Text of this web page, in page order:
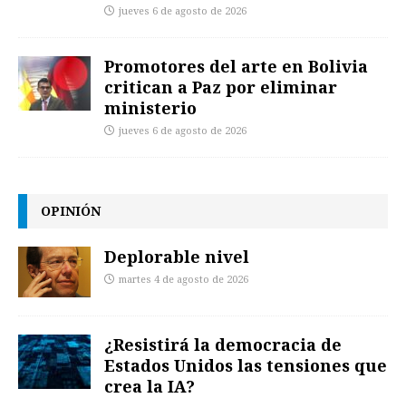
jueves 6 de agosto de 2026
Promotores del arte en Bolivia
critican a Paz por eliminar
ministerio
jueves 6 de agosto de 2026
OPINIÓN
Deplorable nivel
martes 4 de agosto de 2026
¿Resistirá la democracia de
Estados Unidos las tensiones que
crea la IA?